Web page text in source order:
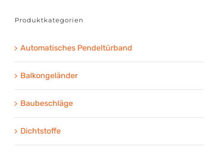
Produktkategorien
Automatisches Pendeltürband
Balkongeländer
Baubeschläge
Dichtstoffe